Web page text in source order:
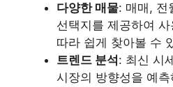
다양한 매물: 매매, 전
선택지를 제공하여
따라 쉽게 찾아볼 수
트렌드 분석 : 최신 시
시장의 방향성을 예